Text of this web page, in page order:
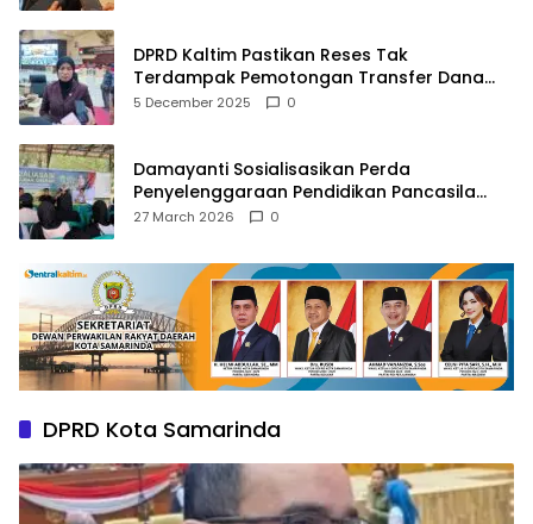
DPRD Kaltim Pastikan Reses Tak
Terdampak Pemotongan Transfer Dana
Pusat
5 December 2025 0
Damayanti Sosialisasikan Perda
Penyelenggaraan Pendidikan Pancasila
dan Wawasan Kebangsaan
27 March 2026 0
DPRD Kota Samarinda